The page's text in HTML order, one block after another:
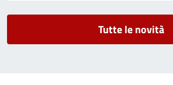
Tutte le novità